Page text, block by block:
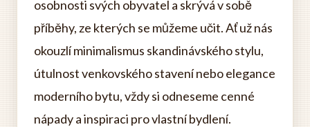
osobnosti svých obyvatel a skrývá v sobě
příběhy, ze kterých se můžeme učit. Ať už nás
okouzlí minimalismus skandinávského stylu,
útulnost venkovského stavení nebo elegance
moderního bytu, vždy si odneseme cenné
nápady a inspiraci pro vlastní bydlení.